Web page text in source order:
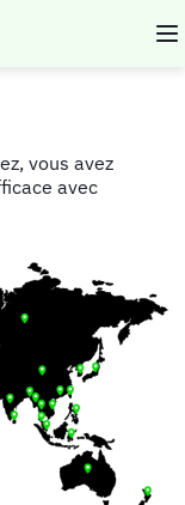
vous avez
avec